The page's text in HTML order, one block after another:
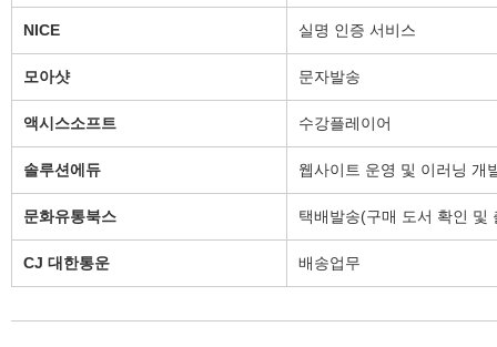
NICE 실명 인증 서비스
모아샷 문자발송
액시스소프트 수강플레이어
솔루션에듀 웹사이트 운영 및 이러닝 개
문화유통북스 택배발송(구매 도서 확인 및
CJ 대한통운 배송업무